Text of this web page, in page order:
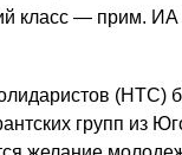
класс — прим. ИА
(НТС)
групп из